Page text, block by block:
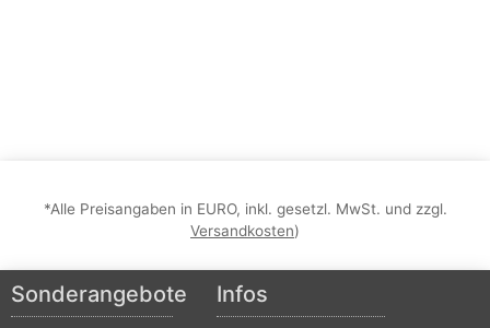
*Alle Preisangaben in EURO, inkl. gesetzl. MwSt. und zzgl.
Versandkosten)
Sonderangebote Infos